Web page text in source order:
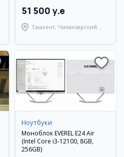
51 500 y.e
Ташкент, Чиланзарский
Ноутбуки
Моноблок EVEREL E24 Air
(Intel Core i3-12100, 8GB,
256GB)